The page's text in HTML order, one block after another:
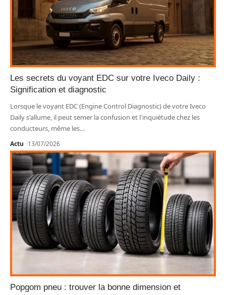
Les secrets du voyant EDC sur votre Iveco Daily :
Signification et diagnostic
Lorsque le voyant EDC (Engine Control Diagnostic) de votre Iveco
Daily s'allume, il peut semer la confusion et l'inquiétude chez les
conducteurs, même les…
Actu 13/07/2026
Popgom pneu : trouver la bonne dimension et